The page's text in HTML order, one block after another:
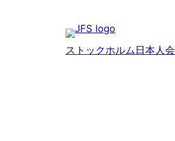
ストックホルム日本人会